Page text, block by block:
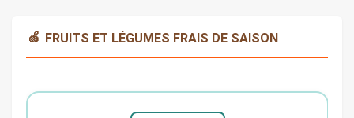
🍏 FRUITS ET LÉGUMES FRAIS DE SAISON